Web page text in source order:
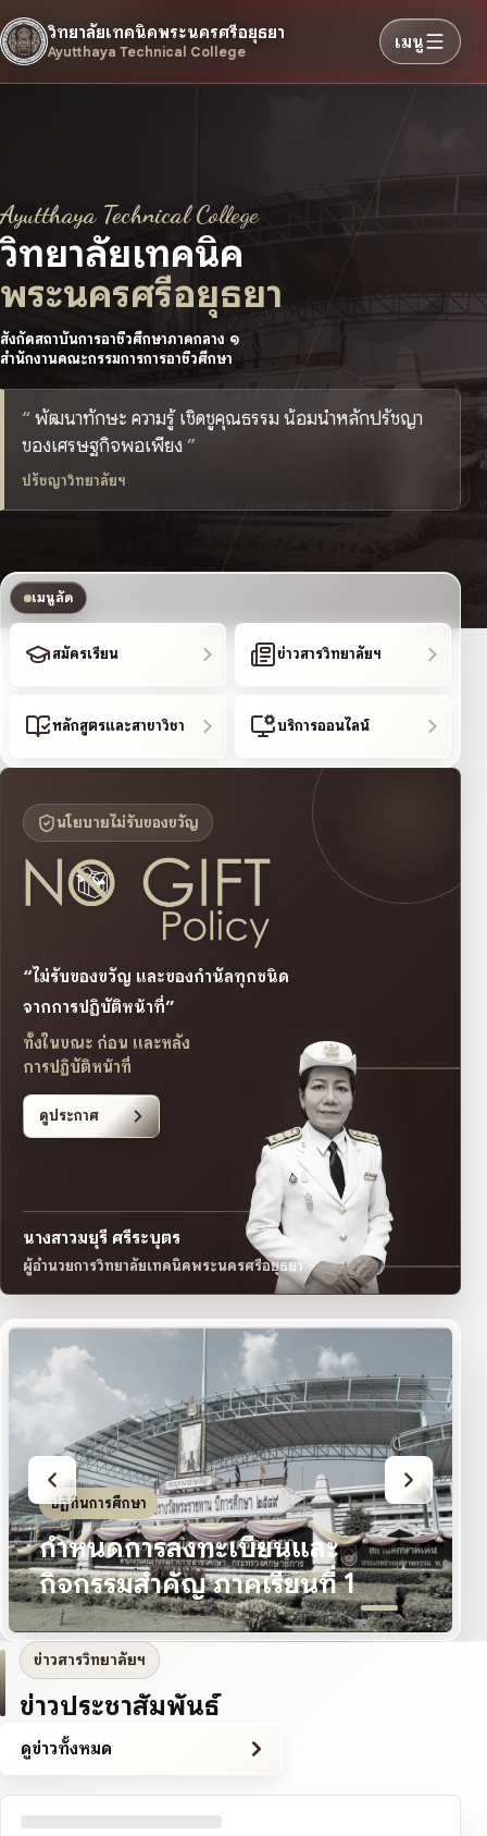
วิทยาลัยเทคนิคพระนครศรีอยุธยา
Ayutthaya Technical College
เมนู
Ayutthaya Technical College
วิทยาลัยเทคนิค
พระนครศรีอยุธยา
สังกัดสถาบันการอาชีวศึกษาภาคกลาง ๑
สำนักงานคณะกรรมการการอาชีวศึกษา
พัฒนาทักษะ ความรู้ เชิดชูคุณธรรม น้อมนำหลักปรัชญา
ของเศรษฐกิจพอเพียง
ปรัชญาวิทยาลัยฯ
เมนูลัด
สมัครเรียน ข่าวสารวิทยาลัยฯ
หลักสูตรและสาขาวิชา บริการออนไลน์
นโยบายไม่รับของขวัญ
“ไม่รับของขวัญ และของกำนัลทุกชนิด
จากการปฏิบัติหน้าที่”
ทั้งในขณะ ก่อน และหลัง
การปฏิบัติหน้าที่
ดูประกาศ
นางสาวมยุรี ศรีระบุตร
ผู้อำนวยการวิทยาลัยเทคนิคพระนครศรีอยุธยา
ปฏิทินการศึกษา
กำหนดการลงทะเบียนและ
กิจกรรมสำคัญ ภาคเรียนที่ 1
ข่าวสารวิทยาลัยฯ
ข่าวประชาสัมพันธ์
ดูข่าวทั้งหมด